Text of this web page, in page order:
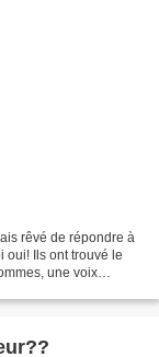
rêvé de répondre à
oui! Ils ont trouvé le
une voix